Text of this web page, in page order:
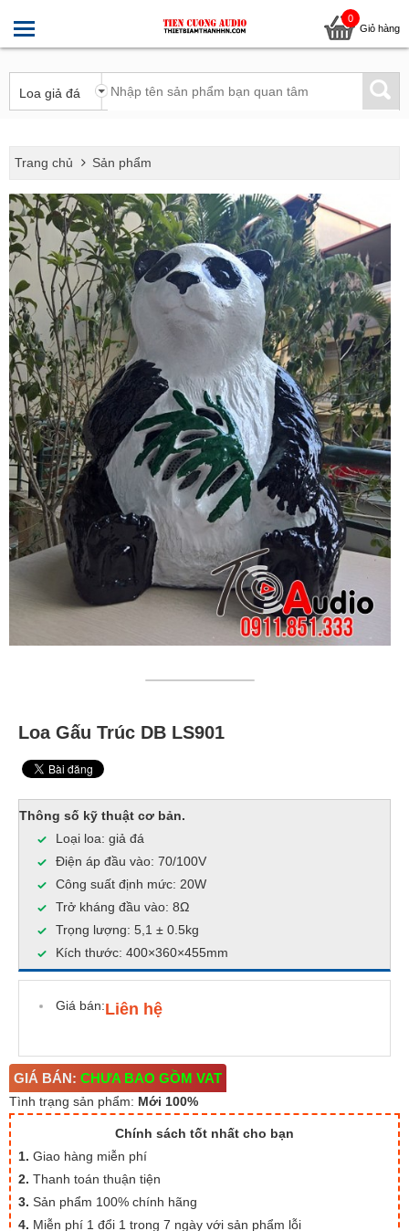
0
Giỏ hàng
Trang chủ Sản phẩm
Loa Gấu Trúc DB LS901
Thông số kỹ thuật cơ bản.
Loại loa: giả đá
Điện áp đầu vào: 70/100V
Công suất định mức: 20W
Trở kháng đầu vào: 8Ω
Trọng lượng: 5,1 ± 0.5kg
Kích thước: 400×360×455mm
Giá bán:Liên hệ
GIÁ BÁN: CHƯA BAO GỒM VAT
Tình trạng sản phẩm: Mới 100%
Chính sách tốt nhất cho bạn
1. Giao hàng miễn phí
2. Thanh toán thuận tiện
3. Sản phẩm 100% chính hãng
4. Miễn phí 1 đổi 1 trong 7 ngày với sản phẩm lỗi